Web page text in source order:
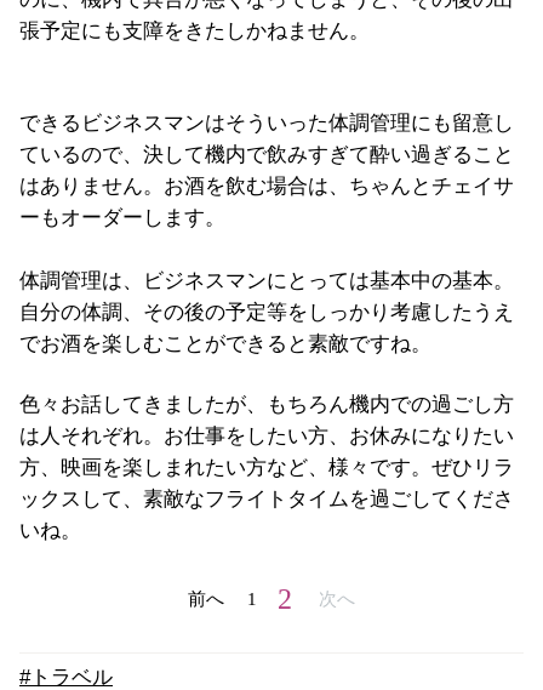
張予定にも支障をきたしかねません。
できるビジネスマンはそういった体調管理にも留意し
ているので、決して機内で飲みすぎて酔い過ぎること
はありません。お酒を飲む場合は、ちゃんとチェイサ
ーもオーダーします。
体調管理は、ビジネスマンにとっては基本中の基本。
自分の体調、その後の予定等をしっかり考慮したうえ
でお酒を楽しむことができると素敵ですね。
色々お話してきましたが、もちろん機内での過ごし方
は人それぞれ。お仕事をしたい方、お休みになりたい
方、映画を楽しまれたい方など、様々です。ぜひリラ
ックスして、素敵なフライトタイムを過ごしてくださ
いね。
前へ 1 2 次へ
#トラベル